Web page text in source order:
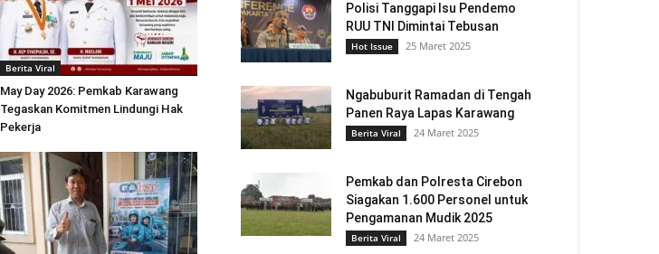
Berita Viral
May Day 2026: Pemkab Karawang
Tegaskan Komitmen Lindungi Hak
Pekerja
Polisi Tanggapi Isu Pendemo
RUU TNI Dimintai Tebusan
Hot Issue 25 Maret 2025
Ngabuburit Ramadan di Tengah
Panen Raya Lapas Karawang
Berita Viral 24 Maret 2025
Pemkab dan Polresta Cirebon
Siagakan 1.600 Personel untuk
Pengamanan Mudik 2025
Berita Viral 24 Maret 2025